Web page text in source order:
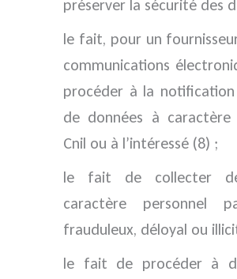
préserver la sécurité des
le fait, pour un
communications
procéder à la notification
de données à
Cnil ou à l’intéressé (8) ;
le fait de collecter
caractère personnel
frauduleux, déloyal ou
le fait de procéder à